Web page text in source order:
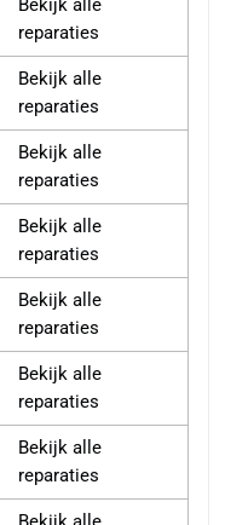
Bekijk alle
reparaties
Bekijk alle
reparaties
Bekijk alle
reparaties
Bekijk alle
reparaties
Bekijk alle
reparaties
Bekijk alle
reparaties
Bekijk alle
reparaties